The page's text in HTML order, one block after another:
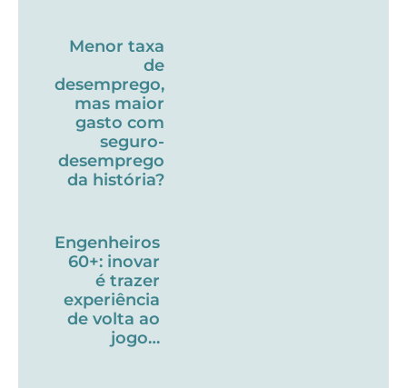
Menor taxa
de
desemprego,
mas maior
gasto com
seguro-
desemprego
da história?
Engenheiros
60+: inovar
é trazer
experiência
de volta ao
jogo…